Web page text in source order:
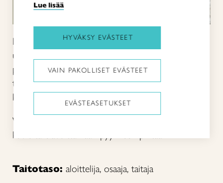
Itse kudottuun pyyhkeeseen on ihana kietoutua
uimareissun tai saunahetken jälkeen. Pellavainen
pyyhe paranee ja pehmenee käytössä. Vohvelisidos
tekee pyyhkeen pinnasta muhkean ja
kolmiulotteisen.
Vohvelipyyhkeeseen voit jälkikäteen pujotella
kuvioita elävöittämään pyyhkeen pintaa.
Taitotaso: aloittelija, osaaja, taitaja
Lue lisää
HYVÄKSY EVÄSTEET
VAIN PAKOLLISET EVÄSTEET
EVÄSTEASETUKSET